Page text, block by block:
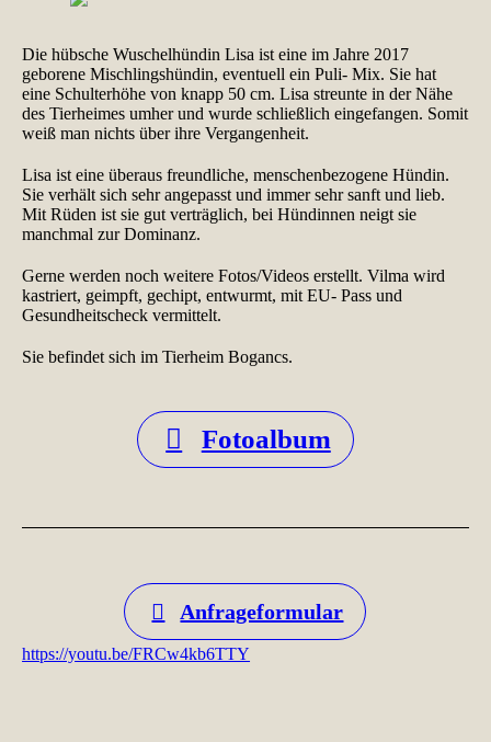
Die hübsche Wuschelhündin Lisa ist eine im Jahre 2017
geborene Mischlingshündin, eventuell ein Puli- Mix. Sie hat
eine Schulterhöhe von knapp 50 cm. Lisa streunte in der Nähe
des Tierheimes umher und wurde schließlich eingefangen. Somit
weiß man nichts über ihre Vergangenheit.
Lisa ist eine überaus freundliche, menschenbezogene Hündin.
Sie verhält sich sehr angepasst und immer sehr sanft und lieb.
Mit Rüden ist sie gut verträglich, bei Hündinnen neigt sie
manchmal zur Dominanz.
Gerne werden noch weitere Fotos/Videos erstellt. Vilma wird
kastriert, geimpft, gechipt, entwurmt, mit EU- Pass und
Gesundheitscheck vermittelt.
Sie befindet sich im Tierheim Bogancs.
Fotoalbum
Anfrageformular
https://youtu.be/FRCw4kb6TTY